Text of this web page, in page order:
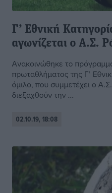
Γ’ Εθνική
αγωνίζεται ο Α.Σ.
Ανακοινώθηκε το
πρωταθλήματος της Γ’
όμιλο, που συμμετέχει ο
διεξαχθούν την ...
02.10.19, 18:08